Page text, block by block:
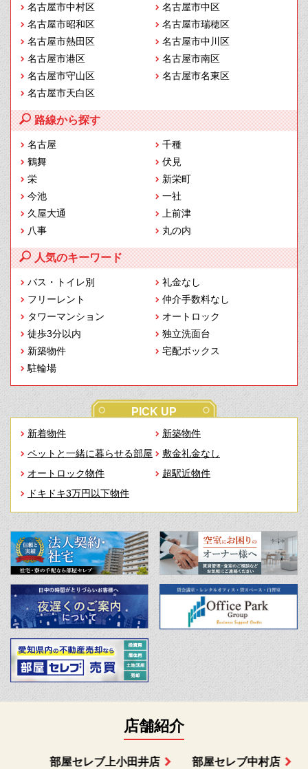
名古屋市中村区
名古屋市中区
名古屋市昭和区
名古屋市瑞穂区
名古屋市熱田区
名古屋市中川区
名古屋市港区
名古屋市南区
名古屋市守山区
名古屋市名東区
名古屋市天白区
路線から探す
名古屋
千種
鶴舞
伏見
栄
新栄町
今池
一社
久屋大通
上前津
八事
丸の内
人気のキーワード
バス・トイレ別
礼金なし
フリーレント
仲介手数料なし
タワーマンション
オートロック
徒歩3分以内
独立洗面台
新築物件
宅配ボックス
駐輪場
PICK UP
新着物件
新築物件
ペットと一緒に暮らせる部屋
敷金礼金なし
オートロック物件
超駅近物件
ドキドキ3万円以下物件
店舗紹介
部屋セレブ上小田井店 部屋セレブ中村店